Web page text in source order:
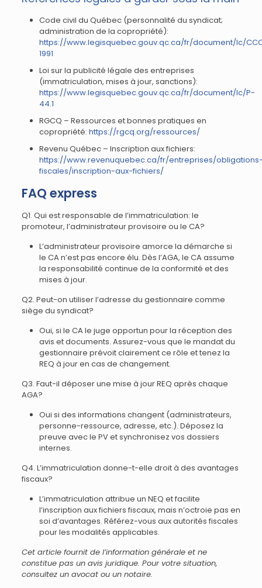
Code civil du Québec (personnalité du syndicat;
administration de la copropriété):
https://www.legisquebec.gouv.qc.ca/fr/document/lc/
1991
Loi sur la publicité légale des entreprises
(immatriculation, mises à jour, sanctions):
https://www.legisquebec.gouv.qc.ca/fr/document/lc/P-
44.1
RGCQ – Ressources et bonnes pratiques en
copropriété: https://rgcq.org/ressources/
Revenu Québec – Inscription aux fichiers:
https://www.revenuquebec.ca/fr/entreprises/
fiscales/inscription-aux-fichiers/
FAQ express
Q1. Qui est responsable de l’immatriculation: le
promoteur, l’administrateur provisoire ou le CA?
L’administrateur provisoire amorce la démarche si
le CA n’est pas encore élu. Dès l’AGA, le CA assume
la responsabilité continue de la conformité et des
mises à jour.
Q2. Peut-on utiliser l’adresse du gestionnaire comme
siège du syndicat?
Oui, si le CA le juge opportun pour la réception des
avis et documents. Assurez-vous que le mandat du
gestionnaire prévoit clairement ce rôle et tenez la
REQ à jour en cas de changement.
Q3. Faut-il déposer une mise à jour REQ après chaque
AGA?
Oui si des informations changent (administrateurs,
personne-ressource, adresse, etc.). Déposez la
preuve avec le PV et synchronisez vos dossiers
internes.
Q4. L’immatriculation donne-t-elle droit à des avantages
fiscaux?
L’immatriculation attribue un NEQ et facilite
l’inscription aux fichiers fiscaux, mais n’octroie pas en
soi d’avantages. Référez-vous aux autorités fiscales
pour les modalités applicables.
Cet article fournit de l’information générale et ne
constitue pas un avis juridique. Pour votre situation,
consultez un avocat ou un notaire.